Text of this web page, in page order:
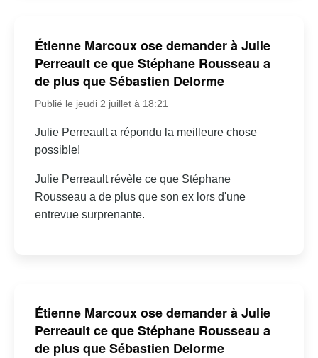
Étienne Marcoux ose demander à Julie
Perreault ce que Stéphane Rousseau a
de plus que Sébastien Delorme
Publié le jeudi 2 juillet à 18:21
Julie Perreault a répondu la meilleure chose
possible!
Julie Perreault révèle ce que Stéphane
Rousseau a de plus que son ex lors d'une
entrevue surprenante.
Étienne Marcoux ose demander à Julie
Perreault ce que Stéphane Rousseau a
de plus que Sébastien Delorme